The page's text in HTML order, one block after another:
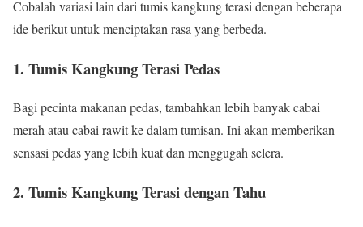
Cobalah variasi lain dari tumis kangkung terasi dengan beberapa
ide berikut untuk menciptakan rasa yang berbeda.
1. Tumis Kangkung Terasi Pedas
Bagi pecinta makanan pedas, tambahkan lebih banyak cabai
merah atau cabai rawit ke dalam tumisan. Ini akan memberikan
sensasi pedas yang lebih kuat dan menggugah selera.
2. Tumis Kangkung Terasi dengan Tahu